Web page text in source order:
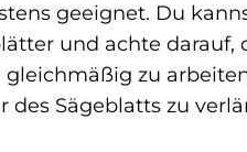
geeignet. Du
und achte darauf,
zu
Sägeblatts zu